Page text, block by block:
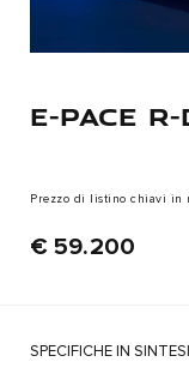
E-PACE
Prezzo di listino chiavi in
€ 59.200
SPECIFICHE IN SINTESI